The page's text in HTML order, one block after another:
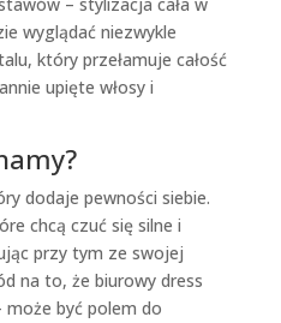
wyglądać niezwykle
który przełamuje całość
upięte włosy i
dodaje pewności siebie.
chcą czuć się silne i
przy tym ze swojej
na to, że biurowy dress
może być polem do